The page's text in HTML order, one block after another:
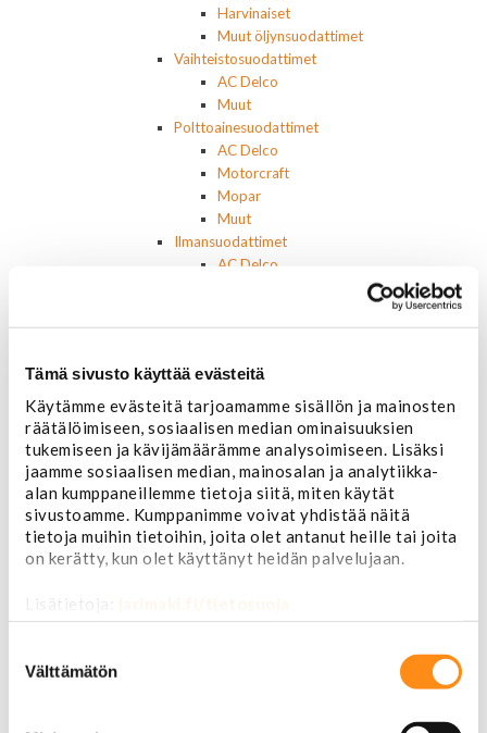
Tämä sivusto käyttää evästeitä
Käytämme evästeitä tarjoamamme sisällön ja mainosten
räätälöimiseen, sosiaalisen median ominaisuuksien
tukemiseen ja kävijämäärämme analysoimiseen. Lisäksi
jaamme sosiaalisen median, mainosalan ja analytiikka-
alan kumppaneillemme tietoja siitä, miten käytät
sivustoamme. Kumppanimme voivat yhdistää näitä
tietoja muihin tietoihin, joita olet antanut heille tai joita
on kerätty, kun olet käyttänyt heidän palvelujaan.
Lisätietoja: jarimaki.fi/tietosuoja
valinta
Välttämätön
Harvinaiset
Muut öljynsuodattimet
Vaihteistosuodattimet
AC Delco
Muut
Polttoainesuodattimet
AC Delco
Motorcraft
Mopar
Muut
Ilmansuodattimet
AC Delco
Raitisilmasuodattimet
Vaihteistoöljyt
Jarrunesteet
Moottoriöljyt
Liimat ja massat
Muut nesteet
Maalit
Kirjallisuus
Korjausoppaat
Omistajan käsikirjat
Korinosat